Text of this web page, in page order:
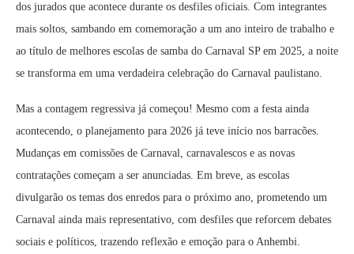
dos jurados que acontece durante os desfiles oficiais. Com integrantes
mais soltos, sambando em comemoração a um ano inteiro de trabalho e
ao título de melhores escolas de samba do Carnaval SP em 2025, a noite
se transforma em uma verdadeira celebração do Carnaval paulistano.
Mas a contagem regressiva já começou! Mesmo com a festa ainda
acontecendo, o planejamento para 2026 já teve início nos barracões.
Mudanças em comissões de Carnaval, carnavalescos e as novas
contratações começam a ser anunciadas. Em breve, as escolas
divulgarão os temas dos enredos para o próximo ano, prometendo um
Carnaval ainda mais representativo, com desfiles que reforcem debates
sociais e políticos, trazendo reflexão e emoção para o Anhembi.